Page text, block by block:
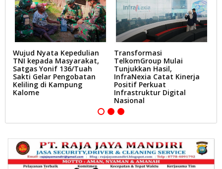
Wujud Nyata Kepedulian
TNI kepada Masyarakat,
Satgas Yonif 136/Tuah
Sakti Gelar Pengobatan
Keliling di Kampung
Kalome
Transformasi
TelkomGroup Mulai
Tunjukkan Hasil,
InfraNexia Catat Kinerja
Positif Perkuat
Infrastruktur Digital
Nasional